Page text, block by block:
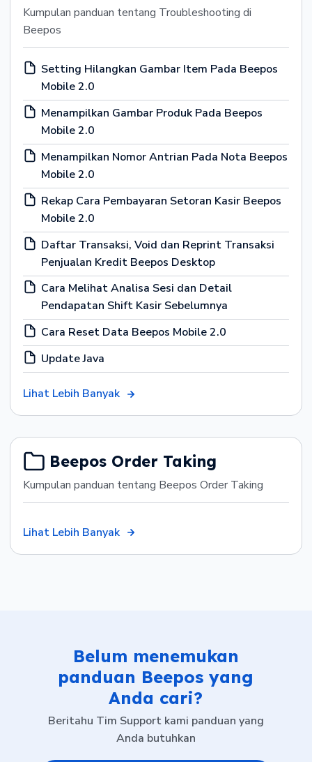
Kumpulan panduan tentang Troubleshooting di
Beepos
Setting Hilangkan Gambar Item Pada Beepos
Mobile 2.0
Menampilkan Gambar Produk Pada Beepos
Mobile 2.0
Menampilkan Nomor Antrian Pada Nota Beepos
Mobile 2.0
Rekap Cara Pembayaran Setoran Kasir Beepos
Mobile 2.0
Daftar Transaksi, Void dan Reprint Transaksi
Penjualan Kredit Beepos Desktop
Cara Melihat Analisa Sesi dan Detail
Pendapatan Shift Kasir Sebelumnya
Cara Reset Data Beepos Mobile 2.0
Update Java
Lihat Lebih Banyak
Beepos Order Taking
Kumpulan panduan tentang Beepos Order Taking
Lihat Lebih Banyak
Belum menemukan
panduan Beepos yang
Anda cari?
Beritahu Tim Support kami panduan yang
Anda butuhkan